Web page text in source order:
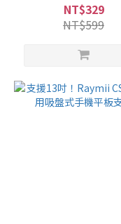
NT$329
NT$599